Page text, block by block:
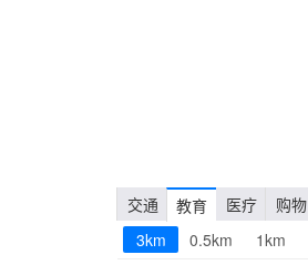
交通 教育 医疗 购物
3km
0.5km 1km